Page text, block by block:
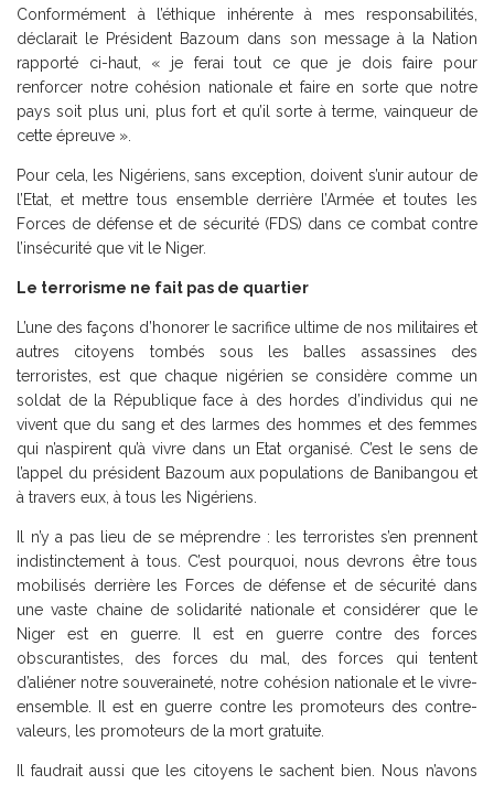
Conformément à l’éthique inhérente à mes responsabilités,
déclarait le Président Bazoum dans son message à la Nation
rapporté ci-haut, « je ferai tout ce que je dois faire pour
renforcer notre cohésion nationale et faire en sorte que notre
pays soit plus uni, plus fort et qu’il sorte à terme, vainqueur de
cette épreuve ».
Pour cela, les Nigériens, sans exception, doivent s’unir autour de
l’Etat, et mettre tous ensemble derrière l’Armée et toutes les
Forces de défense et de sécurité (FDS) dans ce combat contre
l’insécurité que vit le Niger.
Le terrorisme ne fait pas de quartier
L’une des façons d’honorer le sacrifice ultime de nos militaires et
autres citoyens tombés sous les balles assassines des
terroristes, est que chaque nigérien se considère comme un
soldat de la République face à des hordes d’individus qui ne
vivent que du sang et des larmes des hommes et des femmes
qui n’aspirent qu’à vivre dans un Etat organisé. C’est le sens de
l’appel du président Bazoum aux populations de Banibangou et
à travers eux, à tous les Nigériens.
Il n’y a pas lieu de se méprendre : les terroristes s’en prennent
indistinctement à tous. C’est pourquoi, nous devrons être tous
mobilisés derrière les Forces de défense et de sécurité dans
une vaste chaine de solidarité nationale et considérer que le
Niger est en guerre. Il est en guerre contre des forces
obscurantistes, des forces du mal, des forces qui tentent
d’aliéner notre souveraineté, notre cohésion nationale et le vivre-
ensemble. Il est en guerre contre les promoteurs des contre-
valeurs, les promoteurs de la mort gratuite.
Il faudrait aussi que les citoyens le sachent bien. Nous n’avons